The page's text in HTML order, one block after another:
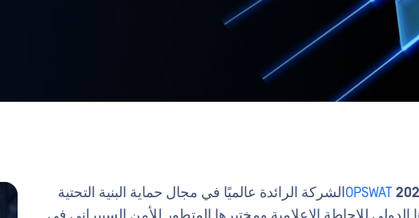
OPSWAT الشركة الرائدة عالميًا في مجال حماية البنية التحتية